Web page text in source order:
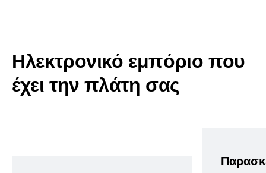
Ηλεκτρονικό εμπόριο που
έχει την πλάτη σας